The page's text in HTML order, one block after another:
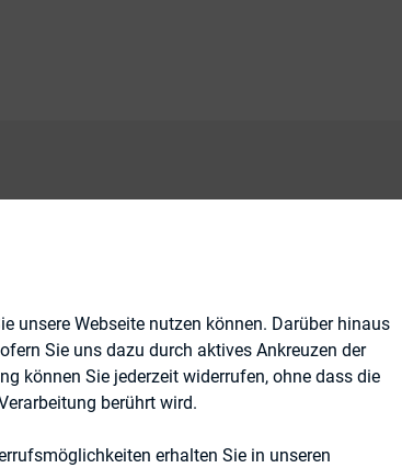
14. Juni, 12 Uhr unter dem
„Wer zu spät kommt, den
unsere Webseite nutzen können. Darüber hinaus
Sie uns dazu durch aktives Ankreuzen der
können Sie jederzeit widerrufen, ohne dass die
berührt wird.
erhalten Sie in unseren